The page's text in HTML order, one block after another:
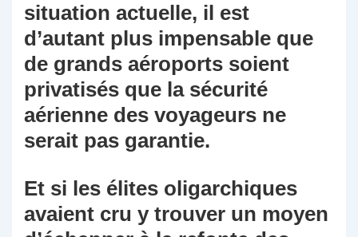
situation actuelle, il est
d’autant plus impensable que
de grands aéroports soient
privatisés que la sécurité
aérienne des voyageurs ne
serait pas garantie.
Et si les élites oligarchiques
avaient cru y trouver un moyen